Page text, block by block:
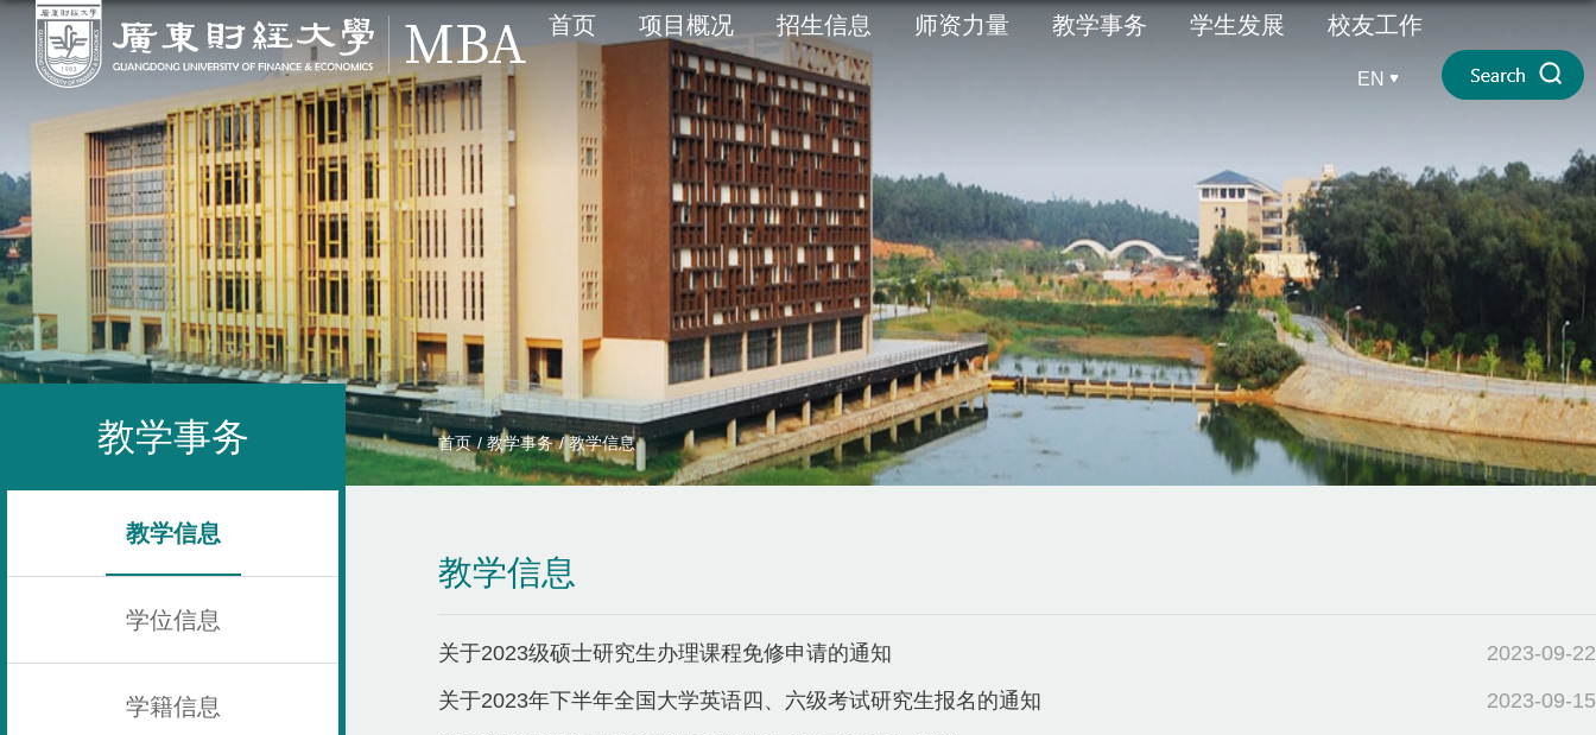
首页 项目概况 招生信息 师资力量 教学事务 学生发展 校友工作
EN
教学事务
教学信息
学位信息
学籍信息
首页 / 教学事务 / 教学信息
教学信息
关于2023级硕士研究生办理课程免修申请的通知
2023-09-22
关于2023年下半年全国大学英语四、六级考试研究生报名的通知
2023-09-15